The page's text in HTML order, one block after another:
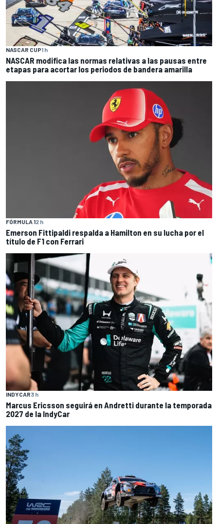
NASCAR CUP1 h
NASCAR modifica las normas relativas a las pausas entre
etapas para acortar los periodos de bandera amarilla
FÓRMULA 12 h
Emerson Fittipaldi respalda a Hamilton en su lucha por el
título de F1 con Ferrari
INDYCAR3 h
Marcus Ericsson seguirá en Andretti durante la temporada
2027 de la IndyCar